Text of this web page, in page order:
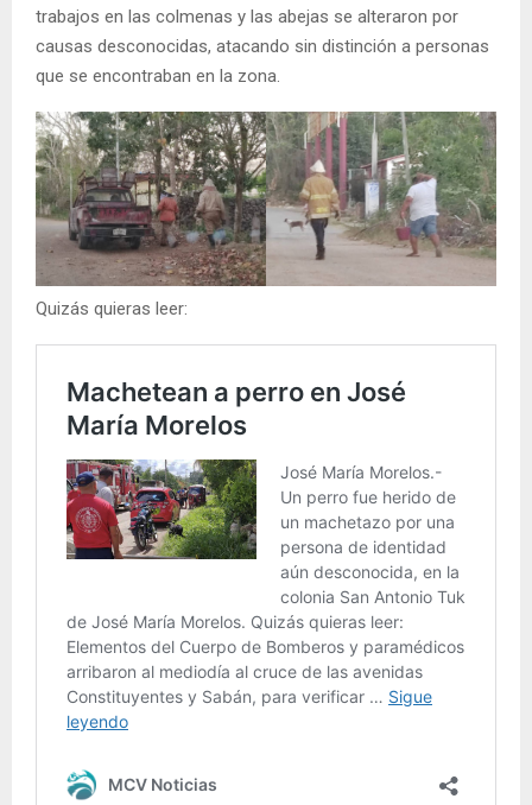
trabajos en las colmenas y las abejas se alteraron por
causas desconocidas, atacando sin distinción a personas
que se encontraban en la zona.
Quizás quieras leer: